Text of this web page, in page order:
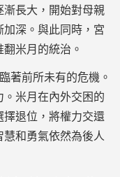
漸長大，開始對母親
深。與此同時，宮
米月的統治。
著前所未有的危機。
米月在內外交困的
退位，將權力交還
和勇氣依然為後人